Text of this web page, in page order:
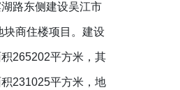
路东侧建设吴江市
块商住楼项目。建设
265202平方米，其
231025平方米，地